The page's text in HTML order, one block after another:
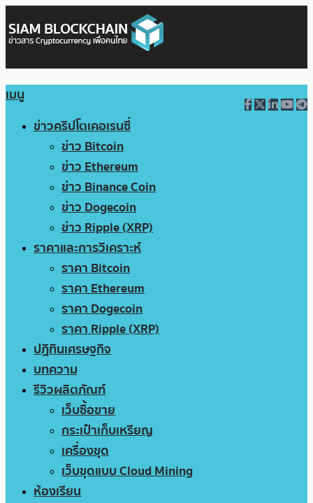
เมนู
ข่าวคริปโตเคอเรนซี่
ข่าว Bitcoin
ข่าว Ethereum
ข่าว Binance Coin
ข่าว Dogecoin
ข่าว Ripple (XRP)
ราคาและการวิเคราะห์
ราคา Bitcoin
ราคา Ethereum
ราคา Dogecoin
ราคา Ripple (XRP)
ปฏิทินเศรษฐกิจ
บทความ
รีวิวผลิตภัณฑ์
เว็บซื้อขาย
กระเป๋าเก็บเหรียญ
เครื่องขุด
เว็บขุดแบบ Cloud Mining
ห้องเรียน